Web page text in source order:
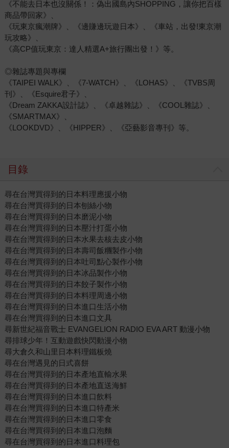
《不能去日本也沒關係！：偽出國島內SHOPPING，讓你把百樣
商品帶回家》、
《玩東京瘋潮牌》、《邊賺邊玩遊日本》、《車站，出發!東京潮
玩攻略》、
《高CP值玩東京：達人精選A+旅行團出發！》等。
◎雜誌專題與專欄
《TAIPEI WALK》、《7-WATCH》、《LOHAS》、《TVBS周
刊》、《Esquire君子》、
《Dream ZAKKA設計誌》、《卓越雜誌》、《COOL雜誌》、
《SMARTMAX》、
《LOOKDVD》、《HIPPER》、《亞藝影音專刊》等。
目錄
尋在台灣買得到的日本料理應援小物
尋在台灣買得到的日本刨絲小物
尋在台灣買得到的日本磨泥小物
尋在台灣買得到的日本壓汁打蛋小物
尋在台灣買得到的日本水果去核去皮小物
尋在台灣買得到的日本壽司飯糰製作小物
尋在台灣買得到的日本吐司點心製作小物
尋在台灣買得到的日本冰品製作小物
尋在台灣買得到的日本餃子製作小物
尋在台灣買得到的日本料理周邊小物
尋在台灣買得到的日本進口生活小物
尋在台灣買得到的日本進口文具
尋新世紀福音戰士 EVANGELION RADIO EVA ART 動漫小物
尋排球少年！互動遊戲快閃動漫小物
尋大倉久和山里日本料理鐵板燒
尋在台灣遇見的日式喜餅
尋在台灣買得到的日本產地直輸水果
尋在台灣買得到的日本產地直送海鮮
尋在台灣買得到的日本進口飲料
尋在台灣買得到的日本進口特產米
尋在台灣買得到的日本進口零食
尋在台灣買得到的日本進口泡麵
尋在台灣買得到的日本進口料理包